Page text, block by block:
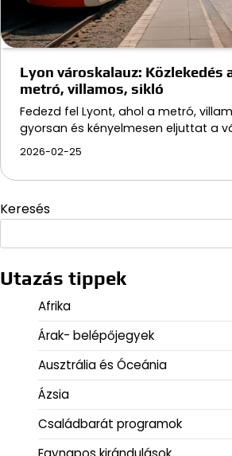
Lyon városkalauz: Közlekedés
metró, villamos, sikló
Fedezd fel Lyont, ahol a metró,
gyorsan és kényelmesen eljuttat a
2026-02-25
Keresés
Utazás tippek
Afrika
Árak- belépőjegyek
Ausztrália és Óceánia
Ázsia
Családbarát programok